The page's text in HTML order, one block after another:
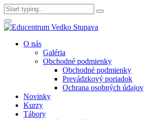
O nás
Galéria
Obchodné podmienky
Obchodné podmienky
Prevádzkový poriadok
Ochrana osobných údajov
Novinky
Kurzy
Tábory